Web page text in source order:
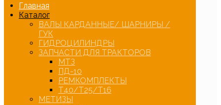
Главная
Каталог
ВАЛЫ КАРДАННЫЕ/ ШАРНИРЫ /
ГУК
ГИДРОЦИЛИНДРЫ
ЗАПЧАСТИ ДЛЯ ТРАКТОРОВ
МТЗ
ПД-10
РЕМКОМПЛЕКТЫ
Т40/Т25/Т16
МЕТИЗЫ